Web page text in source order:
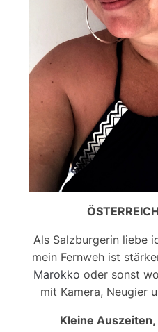
Als Salzburgerin liebe
mein Fernweh ist
Marokko oder sonst
mit Kamera, Neugier
Kleine